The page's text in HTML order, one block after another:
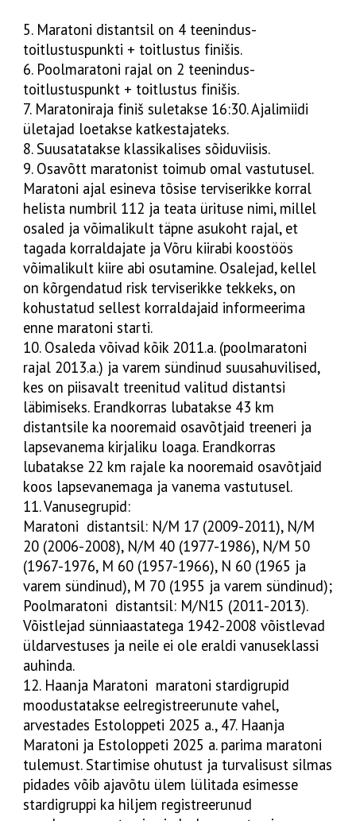
5. Maratoni distantsil on 4 teenindus-
toitlustuspunkti + toitlustus finišis.
6. Poolmaratoni rajal on 2 teenindus-
toitlustuspunkt + toitlustus finišis.
7. Maratoniraja finiš suletakse 16:30. Ajalimiidi
ületajad loetakse katkestajateks.
8. Suusatatakse klassikalises sõiduviisis.
9. Osavõtt maratonist toimub omal vastutusel.
Maratoni ajal esineva tõsise terviserikke korral
helista numbril 112 ja teata ürituse nimi, millel
osaled ja võimalikult täpne asukoht rajal, et
tagada korraldajate ja Võru kiirabi koostöös
võimalikult kiire abi osutamine. Osalejad, kellel
on kõrgendatud risk terviserikke tekkeks, on
kohustatud sellest korraldajaid informeerima
enne maratoni starti.
10. Osaleda võivad kõik 2011.a. (poolmaratoni
rajal 2013.a.) ja varem sündinud suusahuvilised,
kes on piisavalt treenitud valitud distantsi
läbimiseks. Erandkorras lubatakse 43 km
distantsile ka nooremaid osavõtjaid treeneri ja
lapsevanema kirjaliku loaga. Erandkorras
lubatakse 22 km rajale ka nooremaid osavõtjaid
koos lapsevanemaga ja vanema vastutusel.
11. Vanusegrupid:
Maratoni distantsil: N/M 17 (2009-2011), N/M
20 (2006-2008), N/M 40 (1977-1986), N/M 50
(1967-1976, M 60 (1957-1966), N 60 (1965 ja
varem sündinud), M 70 (1955 ja varem sündinud);
Poolmaratoni distantsil: M/N15 (2011-2013).
Võistlejad sünniaastatega 1942-2008 võistlevad
üldarvestuses ja neile ei ole eraldi vanuseklassi
auhinda.
12. Haanja Maratoni maratoni stardigrupid
moodustatakse eelregistreerunute vahel,
arvestades Estoloppeti 2025 a., 47. Haanja
Maratoni ja Estoloppeti 2025 a. parima maratoni
tulemust. Startimise ohutust ja turvalisust silmas
pidades võib ajavõtu ülem lülitada esimesse
stardigruppi ka hiljem registreerunud